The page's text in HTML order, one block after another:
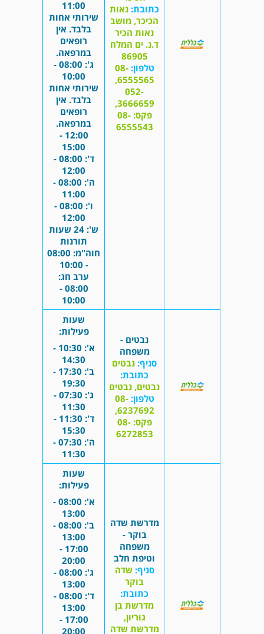
כתובת: נאות
הכיכר, מושב
נאות הכיר
ד.נ. ים המלח
86905
טלפון: 08-
6555565,
052-
3666659,
פקס: 08-
6555543
11:00
שירותי אחות
בלבד. אין
רופאים
במרפאה.
ג': 08:00 -
10:00
שירותי אחות
בלבד. אין
רופאים
במרפאה.
12:00 -
15:00
ד': 08:00 -
12:00
ה': 08:00 -
11:00
ו': 08:00 -
12:00
ש': 24 שעות
תורנות
חוה"מ: 08:00
- 10:00
ערב חג:
08:00 -
10:00
נבטים -
משפחה
סניף: נבטים
כתובת:
נבטים, נבטים
טלפון: 08-
6237692,
פקס: 08-
6272853
שעות
פעילות:
א': 10:30 -
14:30
ב': 17:30 -
19:30
ג': 07:30 -
11:30
ד': 11:30 -
15:30
ה': 07:30 -
11:30
מדרשת שדה
בוקר -
משפחה
וטיפת חלב
סניף: שדה
בוקר
כתובת:
מדרשת בן
גוריון,
מדרשת שדה
שעות
פעילות:
א': 08:00 -
13:00
ב': 08:00 -
13:00
17:00 -
20:00
ג': 08:00 -
13:00
ד': 08:00 -
13:00
17:00 -
20:00